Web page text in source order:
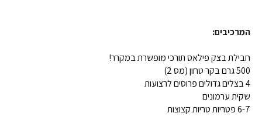
המרכיבים:
חבילת בצק פילאס תורכי מופשרת במקרר!
500 גרם בקר טחון (מס 2)
4 בצלים גדולים פרוסים לרצועות
שקית ערמונים
6-7 פטריות טריות קצוצות